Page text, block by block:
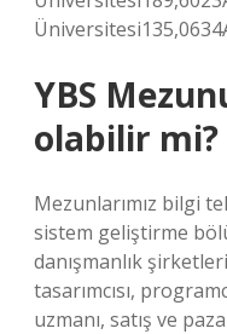
YBS
olabilir mi?
Mezunlarımız bilgi
sistem geliştirme
danışmanlık
tasarımcısı,
uzmanı, satış ve